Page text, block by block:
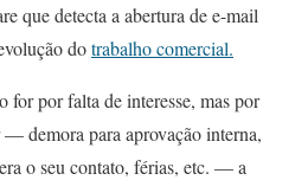
que detecta a abertura de e-mail
dotrabalho comercial.
for por falta de interesse, mas por
demora para aprovação interna,
o seu contato, férias, etc. — a